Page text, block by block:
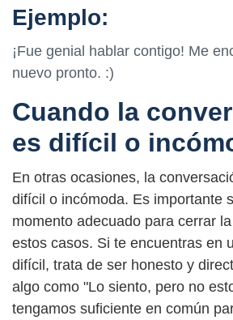
Ejemplo:
¡Fue genial hablar contigo! Me
nuevo pronto. :)
Cuando la
es difícil o
En otras ocasiones, la
difícil o incómoda. Es importante
momento adecuado para cerrar
estos casos. Si te encuentras en
difícil, trata de ser honesto y
algo como "Lo siento, pero no
tengamos suficiente en común